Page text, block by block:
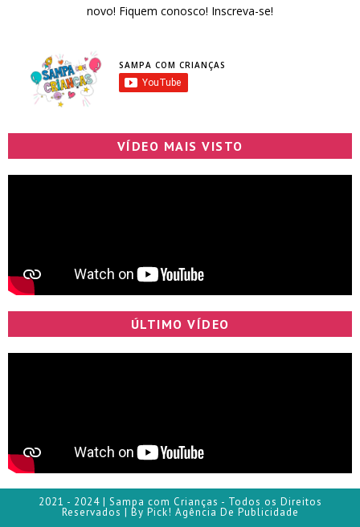
novo! Fiquem conosco! Inscreva-se!
SAMPA COM CRIANÇAS
VÍDEO MAIS VISTO
ÚLTIMO VÍDEO
2021 - 2024 | Sampa com Crianças - Todos os Direitos
Reservados | By Pick! Agência De Publicidade